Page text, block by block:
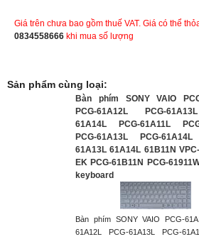
Giá trên chưa bao gồm thuế VAT. Giá có thể
0834558666 khi mua số lượng
Sản phẩm cùng loại:
Bàn phím SONY VAIO
PCG-61A12L PCG-
61A14L PCG-61A11L
PCG-61A13L PCG-
61A13L 61A14L 61B11N
EK PCG-61B11N PCG-
keyboard
Bàn phím SONY VAIO PCG-
61A12L PCG-61A13L PCG-